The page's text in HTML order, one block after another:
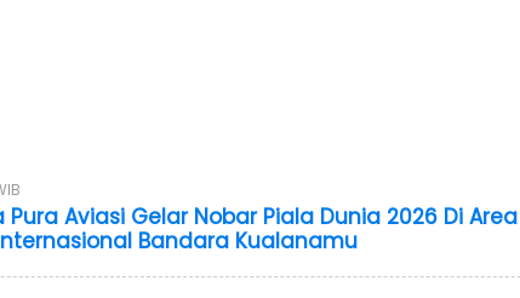
Pura Aviasi Gelar Nobar Piala Dunia 2026 Di Area
Bandara Kualanamu